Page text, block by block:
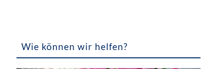
Wie können wir helfen?